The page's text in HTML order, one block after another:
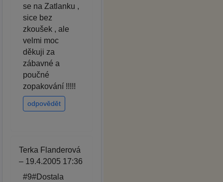
se na Zatlanku ,
sice bez
zkoušek , ale
velmi moc
děkuji za
zábavné a
poučné
zopakování !!!!!
odpovědět
Terka Flanderová
– 19.4.2005 17:36
#9#Dostala